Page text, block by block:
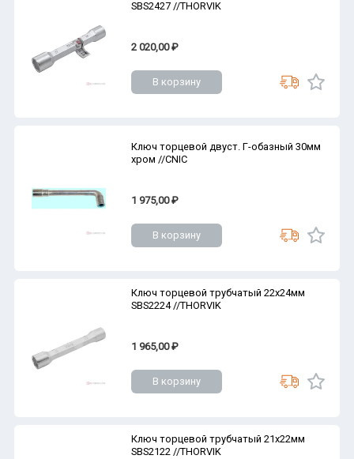
SBS2427 //THORVIK
2 020,00 ₽
В корзину
Ключ торцевой двуст. Г-обазный 30мм
хром //CNIC
1 975,00 ₽
В корзину
Ключ торцевой трубчатый 22х24мм
SBS2224 //THORVIK
1 965,00 ₽
В корзину
Ключ торцевой трубчатый 21х22мм
SBS2122 //THORVIK